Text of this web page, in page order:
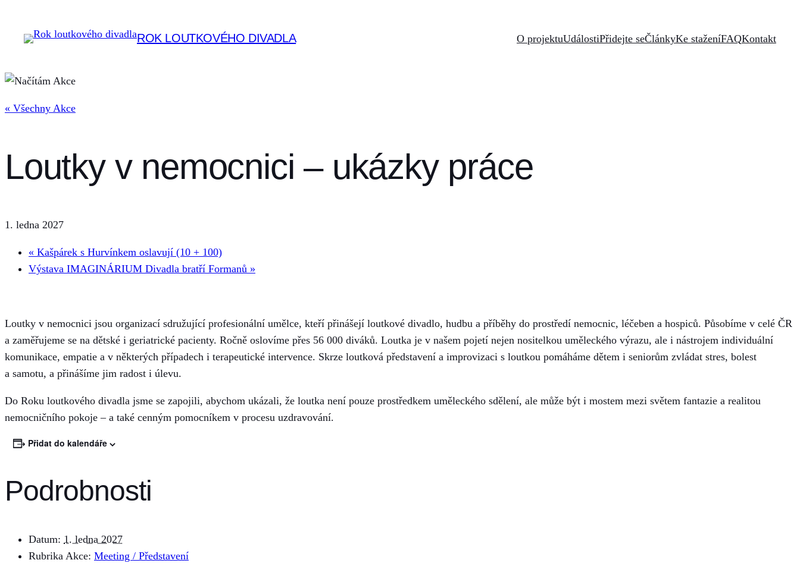
ROK LOUTKOVÉHO DIVADLA O projektuUdálostiPřidejte seČlánkyKe staženíFAQKontakt
« Všechny Akce
Loutky v nemocnici – ukázky práce
1. ledna 2027
« Kašpárek s Hurvínkem oslavují (10 + 100)
Výstava IMAGINÁRIUM Divadla bratří Formanů »
Loutky v nemocnici jsou organizací sdružující profesionální umělce, kteří přinášejí loutkové divadlo, hudbu a příběhy do prostředí nemocnic, léčeben a hospiců. Působíme v celé ČR
a zaměřujeme se na dětské i geriatrické pacienty. Ročně oslovíme přes 56 000 diváků. Loutka je v našem pojetí nejen nositelkou uměleckého výrazu, ale i nástrojem individuální
komunikace, empatie a v některých případech i terapeutické intervence. Skrze loutková představení a improvizaci s loutkou pomáháme dětem i seniorům zvládat stres, bolest
a samotu, a přinášíme jim radost i úlevu.
Do Roku loutkového divadla jsme se zapojili, abychom ukázali, že loutka není pouze prostředkem uměleckého sdělení, ale může být i mostem mezi světem fantazie a realitou
nemocničního pokoje – a také cenným pomocníkem v procesu uzdravování.
Přidat do kalendáře
Podrobnosti
Datum: 1. ledna 2027
Rubrika Akce: Meeting / Představení